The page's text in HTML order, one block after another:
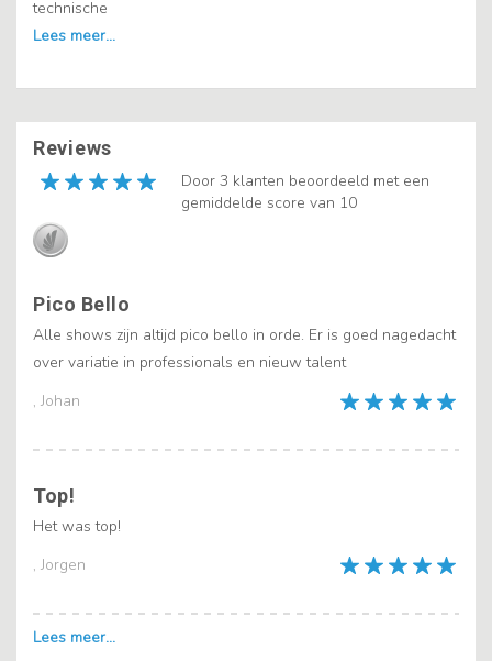
technische
Reviews
Door 3 klanten beoordeeld met een
gemiddelde score van 10
, Johan
Pico Bello
Alle shows zijn altijd pico bello in orde. Er is goed nagedacht
over variatie in professionals en nieuw talent
, Jorgen
Top!
Het was top!